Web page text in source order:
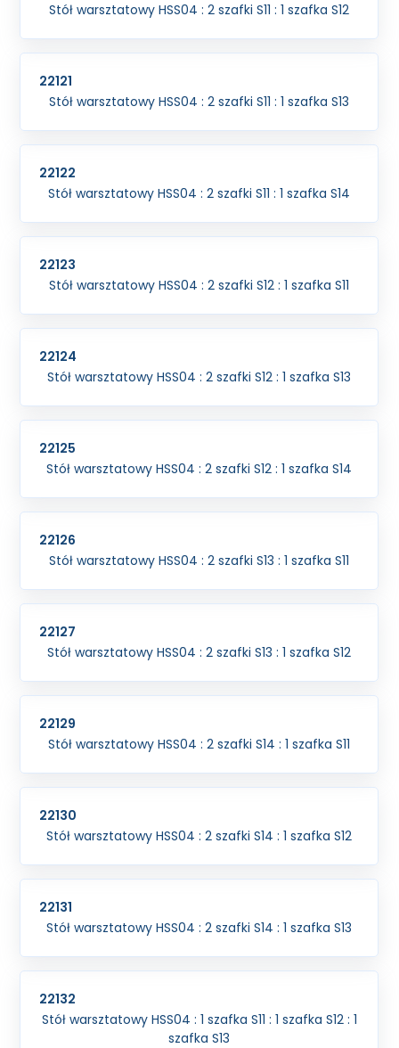
Stół warsztatowy HSS04 : 2 szafki S11 : 1 szafka S12
22121
Stół warsztatowy HSS04 : 2 szafki S11 : 1 szafka S13
22122
Stół warsztatowy HSS04 : 2 szafki S11 : 1 szafka S14
22123
Stół warsztatowy HSS04 : 2 szafki S12 : 1 szafka S11
22124
Stół warsztatowy HSS04 : 2 szafki S12 : 1 szafka S13
22125
Stół warsztatowy HSS04 : 2 szafki S12 : 1 szafka S14
22126
Stół warsztatowy HSS04 : 2 szafki S13 : 1 szafka S11
22127
Stół warsztatowy HSS04 : 2 szafki S13 : 1 szafka S12
22129
Stół warsztatowy HSS04 : 2 szafki S14 : 1 szafka S11
22130
Stół warsztatowy HSS04 : 2 szafki S14 : 1 szafka S12
22131
Stół warsztatowy HSS04 : 2 szafki S14 : 1 szafka S13
22132
Stół warsztatowy HSS04 : 1 szafka S11 : 1 szafka S12 : 1
szafka S13